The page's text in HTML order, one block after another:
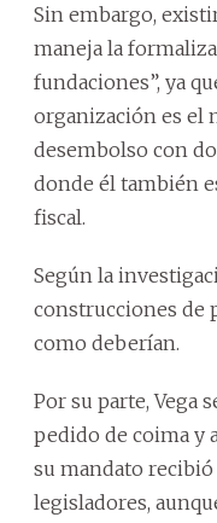
Sin embargo,
maneja la
fundaciones”, ya
organización es el
desembolso con
donde él también
fiscal.
Según la
construcciones de
como deberían.
Por su parte, Vega
pedido de coima y
su mandato
legisladores,